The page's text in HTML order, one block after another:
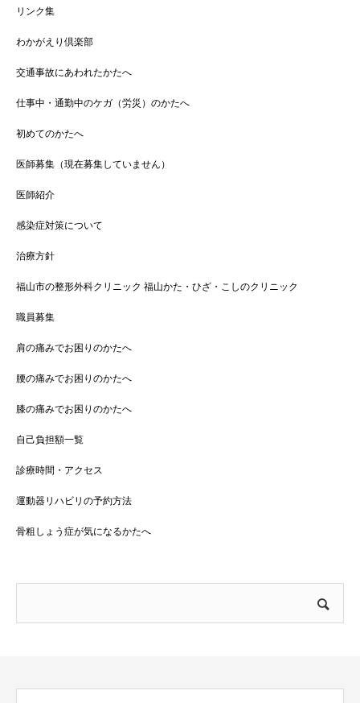
リンク集
わかがえり倶楽部
交通事故にあわれたかたへ
仕事中・通勤中のケガ（労災）のかたへ
初めてのかたへ
医師募集（現在募集していません）
医師紹介
感染症対策について
治療方針
福山市の整形外科クリニック 福山かた・ひざ・こしのクリニック
職員募集
肩の痛みでお困りのかたへ
腰の痛みでお困りのかたへ
膝の痛みでお困りのかたへ
自己負担額一覧
診療時間・アクセス
運動器リハビリの予約方法
骨粗しょう症が気になるかたへ